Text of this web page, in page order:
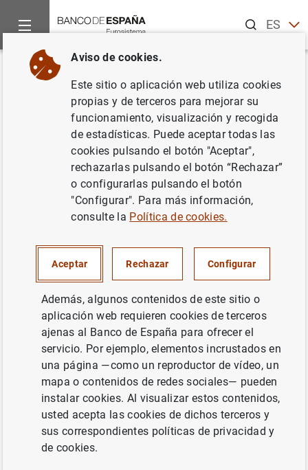
ESEN
Inicio Noticias y eventos
Volver
EBA publishes common
methodology and scenario for
2014 EU-banks stress test
Press release (524KB
Methodological note EU-wide stress test
2014 (520KB)
2014 EU-wide stress test: Frequently Asked
Aviso de cookies.
Este sitio o aplicación web utiliza cookies
propias y de terceros para mejorar su
funcionamiento, visualización y recogida
de estadísticas. Puede aceptar todas las
cookies pulsando el botón "Aceptar",
rechazarlas pulsando el botón “Rechazar”
o configurarlas pulsando el botón
"Configurar". Para más información,
consulte la Política de cookies.
Aceptar Rechazar Configurar
Además, algunos contenidos de este sitio o
aplicación web requieren cookies de terceros
ajenas al Banco de España para ofrecer el
servicio. Por ejemplo, elementos incrustados en
una página —como un reproductor de vídeo, un
mapa o contenidos de redes sociales— pueden
instalar cookies. Al visualizar estos contenidos,
usted acepta las cookies de dichos terceros y
sus correspondientes políticas de privacidad y
de cookies.